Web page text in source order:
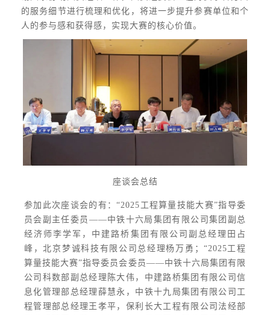
的服务细节进行梳理和优化，将进一步提升参赛单位和个
人的参与感和获得感，实现大赛的核心价值。
座谈会总结
参加此次座谈会的有：“2025工程算量技能大赛”指导委
员会副主任委员——中铁十六局集团有限公司集团副总
经济师李学军，中建路桥集团有限公司副总经理田占
峰，北京梦诚科技有限公司总经理杨万勇；“2025工程
算量技能大赛”指导委员会委员——中铁十六局集团有限
公司科数部副总经理陈大伟，中建路桥集团有限公司信
息化管理部总经理薛慧永，中铁十九局集团有限公司工
程管理部总经理王孝平，保利长大工程有限公司法经部